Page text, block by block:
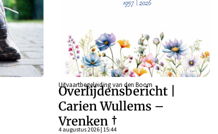
Uitvaartbegeleiding van den Boom
Overlijdensbericht |
Carien Wullems –
Vrenken †
4 augustus 2026 | 15:44